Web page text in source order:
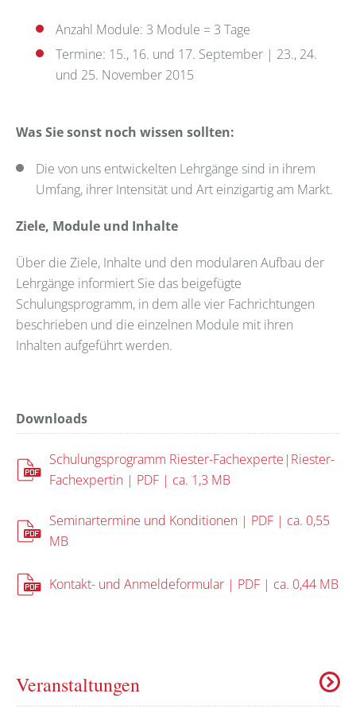
Anzahl Module: 3 Module = 3 Tage
Termine: 15., 16. und 17. September | 23., 24.
und 25. November 2015
Was Sie sonst noch wissen sollten:
Die von uns entwickelten Lehrgänge sind in ihrem
Umfang, ihrer Intensität und Art einzigartig am Markt.
Ziele, Module und Inhalte
Über die Ziele, Inhalte und den modularen Aufbau der
Lehrgänge informiert Sie das beigefügte
Schulungsprogramm, in dem alle vier Fachrichtungen
beschrieben und die einzelnen Module mit ihren
Inhalten aufgeführt werden.
Downloads
Schulungsprogramm Riester-Fachexperte|Riester-
Fachexpertin | PDF | ca. 1,3 MB
Seminartermine und Konditionen | PDF | ca. 0,55
MB
Kontakt- und Anmeldeformular | PDF | ca. 0,44 MB
Veranstaltungen